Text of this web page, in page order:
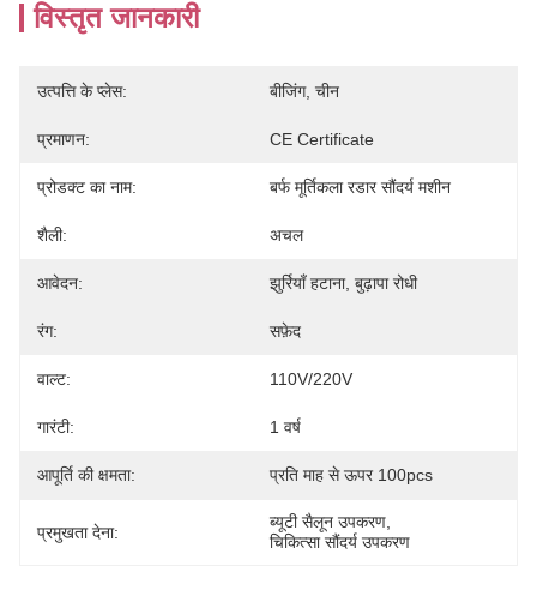
विस्तृत जानकारी
उत्पत्ति के प्लेस: बीजिंग, चीन
प्रमाणन: CE Certificate
प्रोडक्ट का नाम: बर्फ मूर्तिकला रडार सौंदर्य मशीन
शैली: अचल
आवेदन: झुर्रियाँ हटाना, बुढ़ापा रोधी
रंग: सफ़ेद
वाल्ट: 110V/220V
गारंटी: 1 वर्ष
आपूर्ति की क्षमता: प्रति माह से ऊपर 100pcs
प्रमुखता देना:
ब्यूटी सैलून उपकरण
चिकित्सा सौंदर्य उपकरण